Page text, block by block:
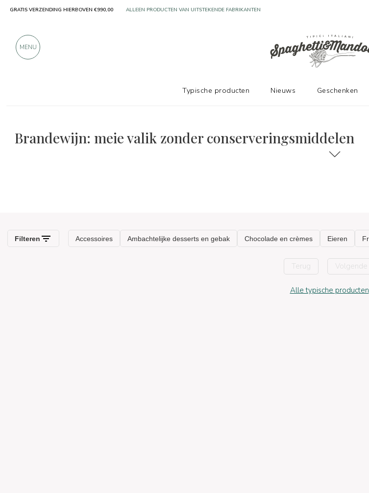
Brandewijn: meie valik zonder conserveringsmiddelen
Terug Volgende
Alle typische producten
GRATIS VERZENDING HIERBOVEN €990,00 ALLEEN PRODUCTEN VAN UITSTEKENDE FABRIKANTEN
MENU
Typische producten Nieuws Geschenken